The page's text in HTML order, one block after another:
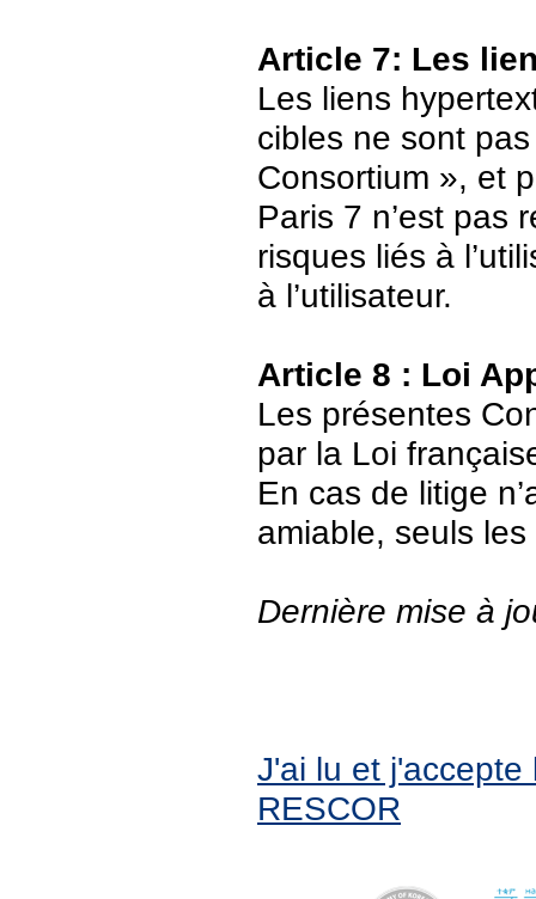
Article 7: Les
Les liens
cibles ne sont
Consortium », et
Paris 7 n’est pas
risques liés à
à l’utilisateur.
Article 8 : Loi
Les présentes
par la Loi
En cas de litige
amiable, seuls
Dernière mise à
J'ai lu et
RESCOR